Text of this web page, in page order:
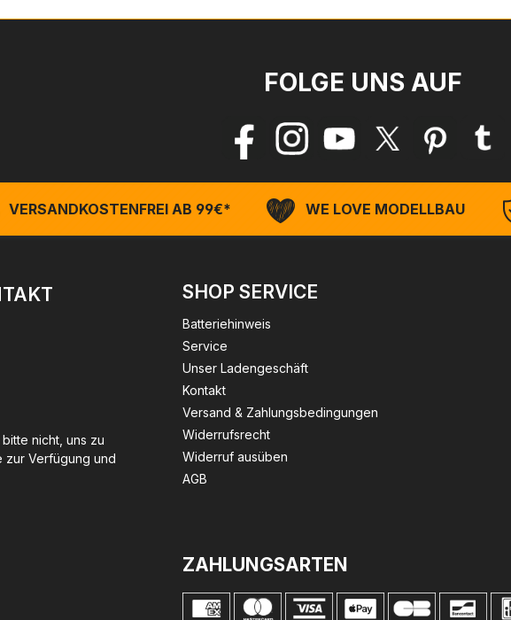
FOLGE UNS AUF
VERSANDKOSTENFREI AB 99€* WE LOVE MODELLBAU
nicht, uns zu
zur Verfügung und
SHOP SERVICE
Batteriehinweis
Service
Unser Ladengeschäft
Kontakt
Versand & Zahlungsbedingungen
Widerrufsrecht
Widerruf ausüben
AGB
ZAHLUNGSARTEN